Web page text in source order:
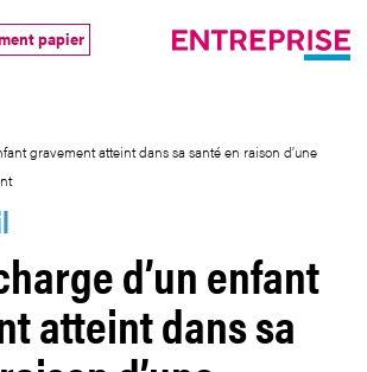
papier
gravement atteint dans sa santé en raison d’une
d’un enfant
atteint dans sa